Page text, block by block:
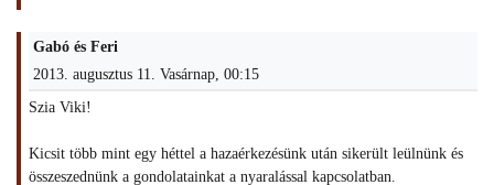
Gabó és Feri
2013. augusztus 11. Vasárnap, 00:15
Szia Viki!
Kicsit több mint egy héttel a hazaérkezésünk után sikerült leülnünk és
összeszednünk a gondolatainkat a nyaralással kapcsolatban.